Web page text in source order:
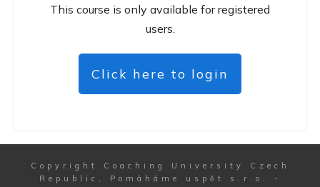
This course is only available for registered
users.
Click here to login
Copyright
Coaching University Czech
Republic, Pomáháme uspět s.r.o.
-